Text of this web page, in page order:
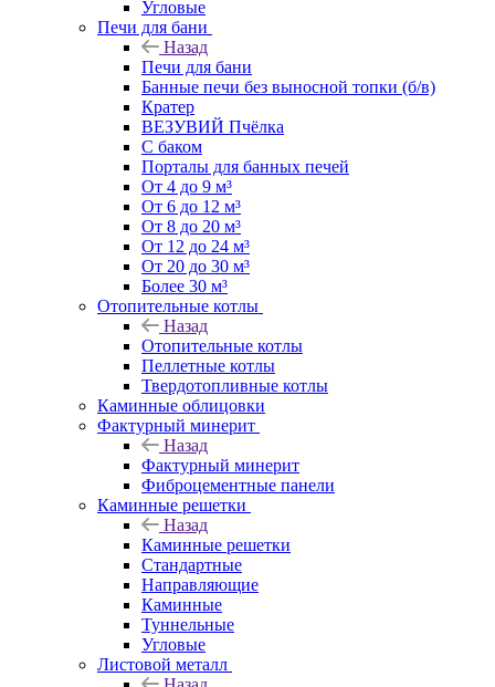
Угловые
Печи для бани
Назад
Печи для бани
Банные печи без выносной топки (б/в)
Кратер
ВЕЗУВИЙ Пчёлка
С баком
Порталы для банных печей
От 4 до 9 м³
От 6 до 12 м³
От 8 до 20 м³
От 12 до 24 м³
От 20 до 30 м³
Более 30 м³
Отопительные котлы
Назад
Отопительные котлы
Пеллетные котлы
Твердотопливные котлы
Каминные облицовки
Фактурный минерит
Назад
Фактурный минерит
Фиброцементные панели
Каминные решетки
Назад
Каминные решетки
Стандартные
Направляющие
Каминные
Туннельные
Угловые
Листовой металл